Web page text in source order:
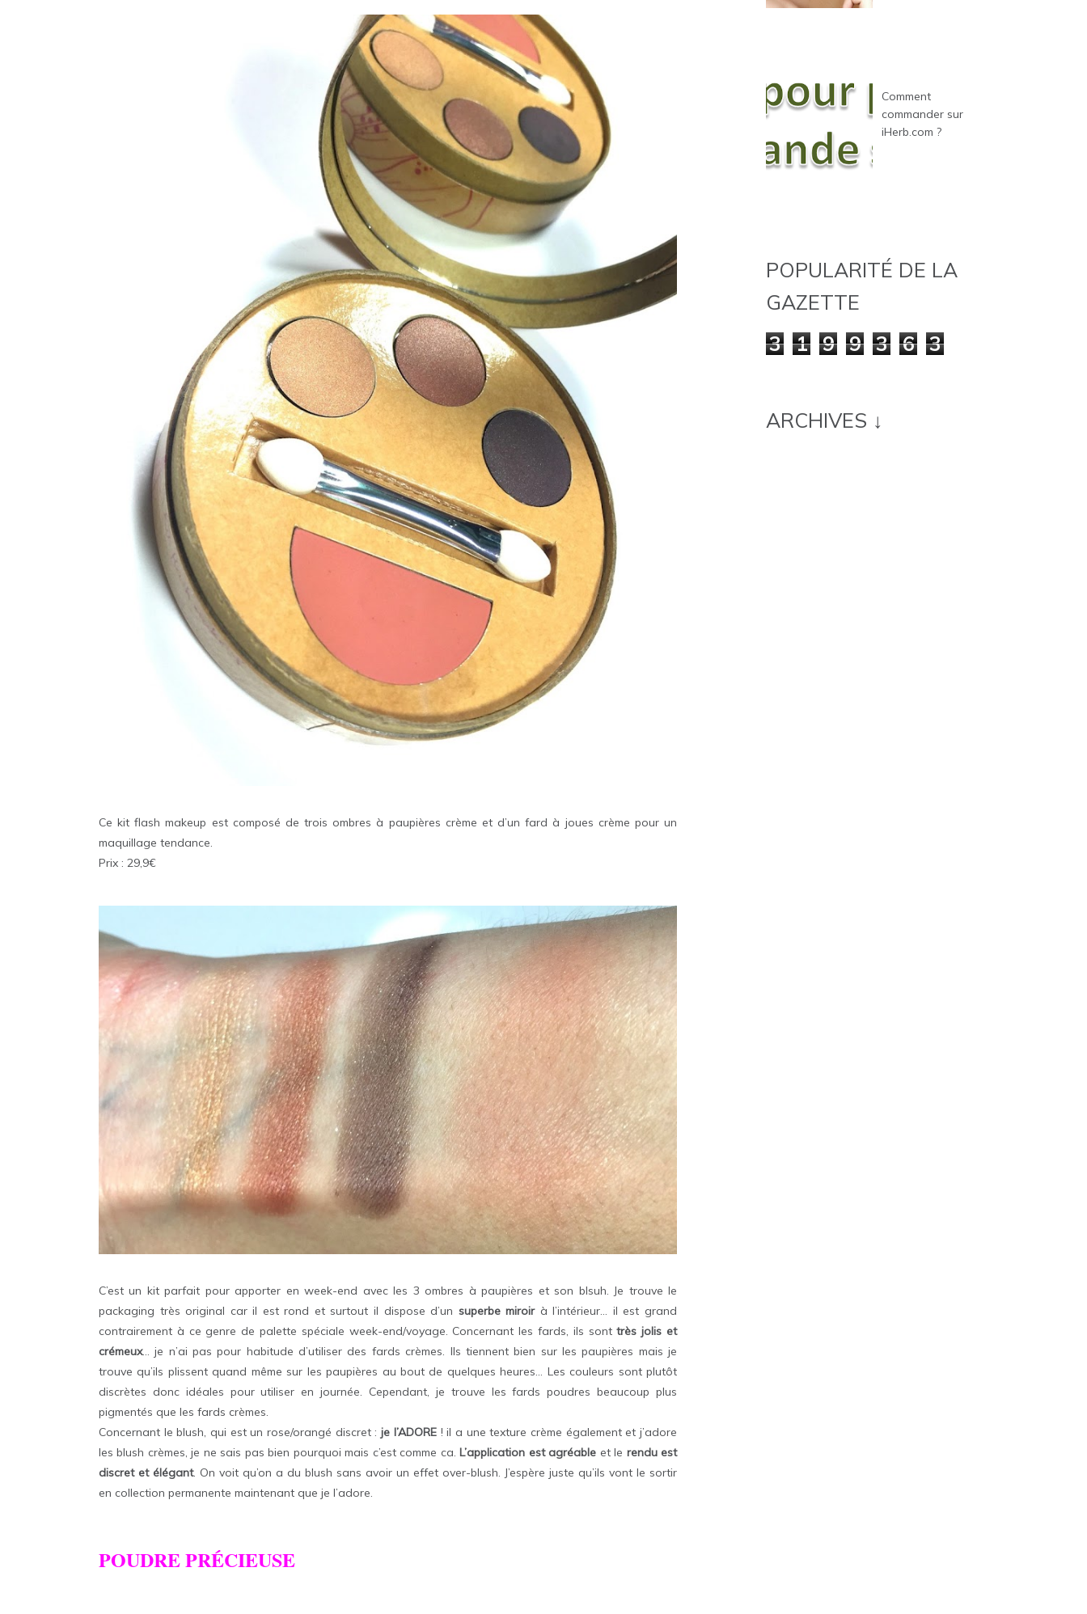
Ce kit flash makeup est composé de trois ombres à paupières crème et d’un fard à joues crème pour un
maquillage tendance.
Prix : 29,9€
C’est un kit parfait pour apporter en week-end avec les 3 ombres à paupières et son blsuh. Je trouve le
packaging très original car il est rond et surtout il dispose d’un superbe miroirà l’intérieur… il est grand
contrairement à ce genre de palette spéciale week-end/voyage. Concernant les fards, ils sonttrès jolis et
crémeux… je n’ai pas pour habitude d’utiliser des fards crèmes. Ils tiennent bien sur les paupières mais je
trouve qu’ils plissent quand même sur les paupières au bout de quelques heures… Les couleurs sont plutôt
discrètes donc idéales pour utiliser en journée. Cependant, je trouve les fards poudres beaucoup plus
pigmentés que les fards crèmes.
Concernant le blush, qui est un rose/orangé discret :je l’ADORE! il a une texture crème également et j’adore
les blush crèmes, je ne sais pas bien pourquoi mais c’est comme ca.L’application est agréable et le rendu est
discret et élégant. On voit qu’on a du blush sans avoir un effet over-blush. J’espère juste qu’ils vont le sortir
en collection permanente maintenant que je l’adore.
POUDRE PRÉCIEUSE
Comment
commander sur
iHerb.com ?
POPULARITÉ DE LA
GAZETTE
3 1 9 9 3 6 3
ARCHIVES ↓